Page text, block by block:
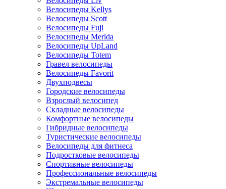
Велосипеды Kellys
Велосипеды Scott
Велосипеды Fuji
Велосипеды Merida
Велосипеды UpLand
Велосипеды Totem
Гравел велосипеды
Велосипеды Favorit
Двухподвесы
Городские велосипеды
Взрослый велосипед
Складные велосипеды
Комфортные велосипеды
Гибридные велосипеды
Туристические велосипеды
Велосипеды для фитнеса
Подростковые велосипеды
Спортивные велосипеды
Профессиональные велосипеды
Экстремальные велосипеды